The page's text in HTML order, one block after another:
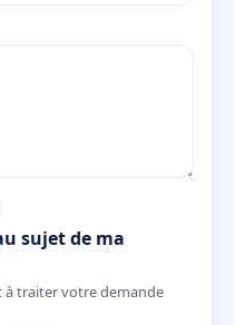
sujet de ma
à traiter votre demande